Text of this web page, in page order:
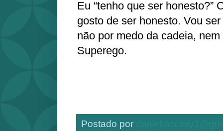
Eu “tenho que ser honesto?”
gosto de ser honesto. Vou
não por medo da cadeia,
Superego.
Postado por